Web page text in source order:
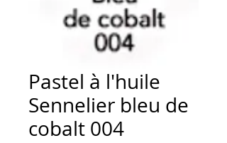
Pastel à l'huile
Sennelier bleu de
cobalt 004